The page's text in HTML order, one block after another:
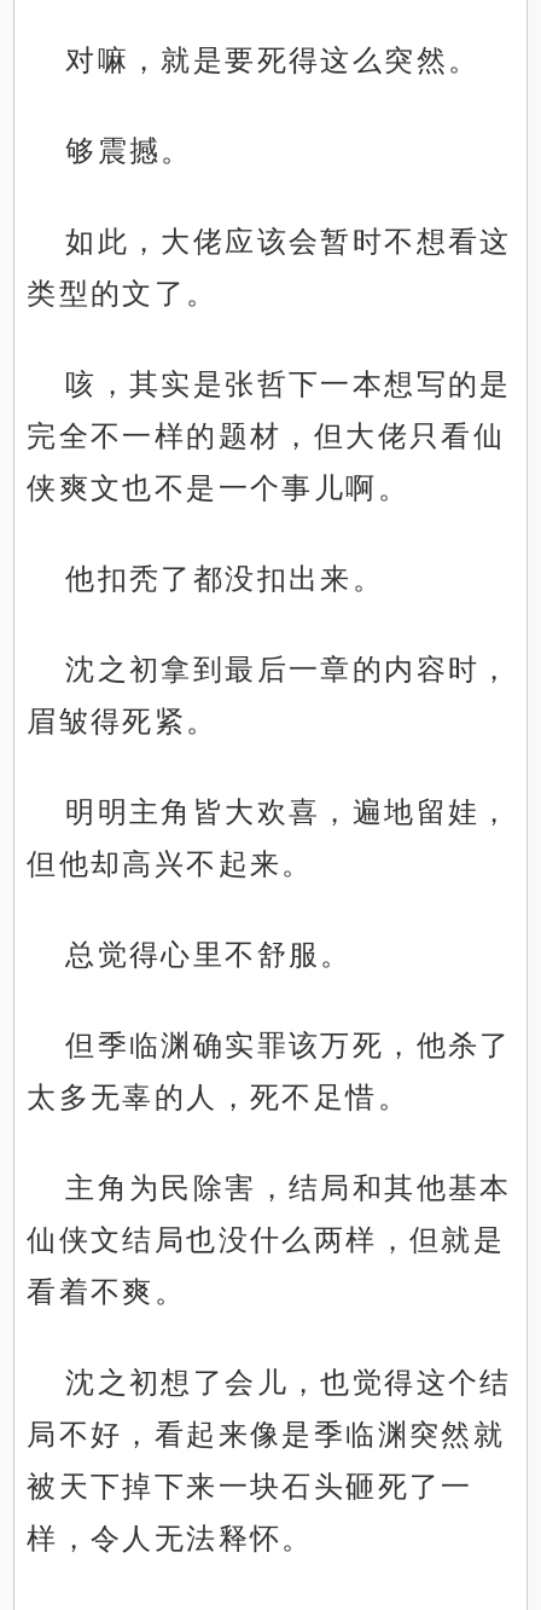
对嘛，就是要死得这么突然。
够震撼。
如此，大佬应该会暂时不想看这
类型的文了。
咳，其实是张哲下一本想写的是
完全不一样的题材，但大佬只看仙
侠爽文也不是一个事儿啊。
他扣秃了都没扣出来。
沈之初拿到最后一章的内容时，
眉皱得死紧。
明明主角皆大欢喜，遍地留娃，
但他却高兴不起来。
总觉得心里不舒服。
但季临渊确实罪该万死，他杀了
太多无辜的人，死不足惜。
主角为民除害，结局和其他基本
仙侠文结局也没什么两样，但就是
看着不爽。
沈之初想了会儿，也觉得这个结
局不好，看起来像是季临渊突然就
被天下掉下来一块石头砸死了一
样，令人无法释怀。